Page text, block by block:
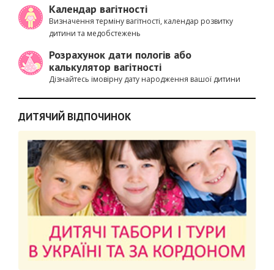
Календар вагітності
Визначення терміну вагітності, календар розвитку
дитини та медобстежень
Розрахунок дати пологів або
калькулятор вагітності
Дізнайтесь імовірну дату народження вашої дитини
ДИТЯЧИЙ ВІДПОЧИНОК